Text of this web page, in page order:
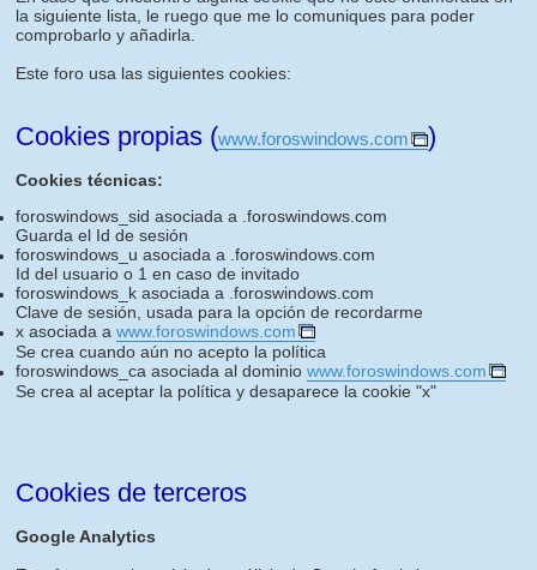
la siguiente lista, le ruego que me lo comuniques para poder
comprobarlo y añadirla.
Este foro usa las siguientes cookies:
Cookies propias (www.foroswindows.com )
Cookies técnicas:
foroswindows_sid asociada a .foroswindows.com
Guarda el Id de sesión
foroswindows_u asociada a .foroswindows.com
Id del usuario o 1 en caso de invitado
foroswindows_k asociada a .foroswindows.com
Clave de sesión, usada para la opción de recordarme
x asociada a www.foroswindows.com
Se crea cuando aún no acepto la política
foroswindows_ca asociada al dominio www.foroswindows.com
Se crea al aceptar la política y desaparece la cookie "x"
Cookies de terceros
Google Analytics